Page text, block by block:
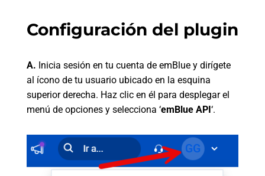
Configuración del plugin
A. Inicia sesión en tu cuenta de emBlue y dirígete
al ícono de tu usuario ubicado en la esquina
superior derecha. Haz clic en él para desplegar el
menú de opciones y selecciona ‘emBlue API‘.